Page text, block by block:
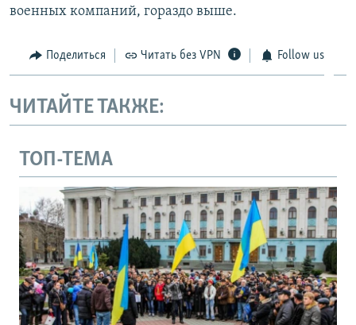
военных компаний, гораздо выше.
Поделиться Читать без VPN Follow us
ЧИТАЙТЕ ТАКЖЕ:
ТОП-ТЕМА